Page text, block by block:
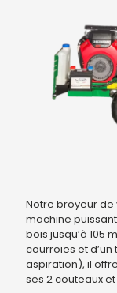
Notre broyeur de
machine
bois jusqu’à 105
courroies et
aspiration), il
ses 2 couteaux